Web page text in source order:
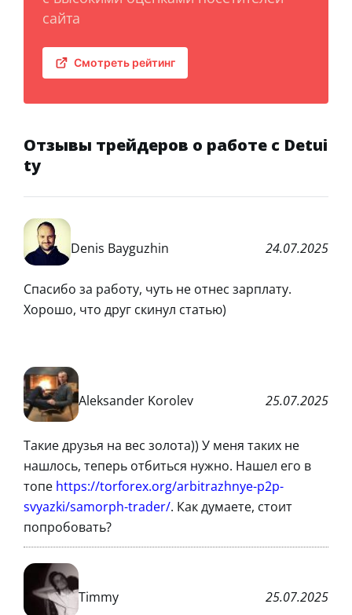
сайта
Смотреть рейтинг
Отзывы трейдеров о работе с Detui
ty
Denis Bayguzhin 24.07.2025
Спасибо за работу, чуть не отнес зарплату.
Хорошо, что друг скинул статью)
Aleksander Korolev 25.07.2025
Такие друзья на вес золота)) У меня таких не
нашлось, теперь отбиться нужно. Нашел его в
топе https://torforex.org/arbitrazhnye-p2p-
svyazki/samorph-trader/. Как думаете, стоит
попробовать?
Timmy 25.07.2025